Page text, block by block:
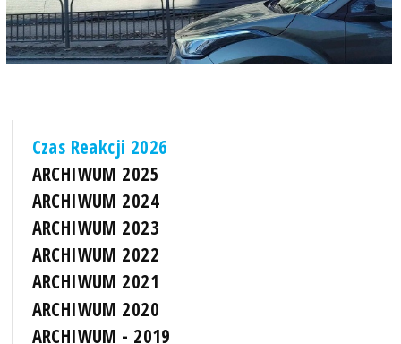
Czas Reakcji 2026
ARCHIWUM 2025
ARCHIWUM 2024
ARCHIWUM 2023
ARCHIWUM 2022
ARCHIWUM 2021
ARCHIWUM 2020
ARCHIWUM - 2019